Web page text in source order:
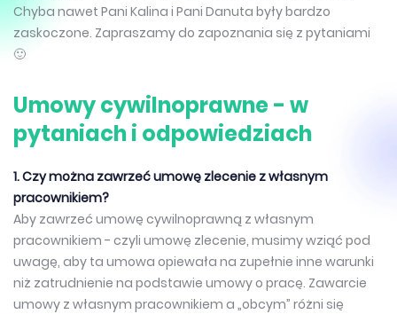
Chyba nawet Pani Kalina i Pani Danuta były bardzo
zaskoczone. Zapraszamy do zapoznania się z pytaniami
🙂
Umowy cywilnoprawne - w
pytaniach i odpowiedziach
1. Czy można zawrzeć umowę zlecenie z własnym
pracownikiem?
Aby zawrzeć umowę cywilnoprawną z własnym
pracownikiem - czyli umowę zlecenie, musimy wziąć pod
uwagę, aby ta umowa opiewała na zupełnie inne warunki
niż zatrudnienie na podstawie umowy o pracę. Zawarcie
umowy z własnym pracownikiem a „obcym” różni się